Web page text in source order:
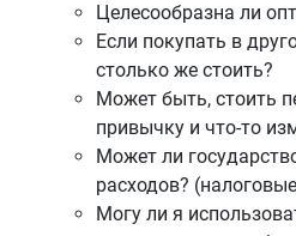
Целесообразна ли
Если покупать в
столько же стоить?
Может быть, стоить
привычку и что-то
Может ли
расходов?
Могу ли я